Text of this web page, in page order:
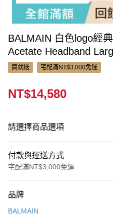
BALMAIN 白色logo經
Acetate Headband
買就送 宅配滿NT$3,000免運
NT$14,580
請選擇商品選項
付款與運送方式
宅配滿NT$3,000免運
信用卡一次付款
品牌
BALMAIN